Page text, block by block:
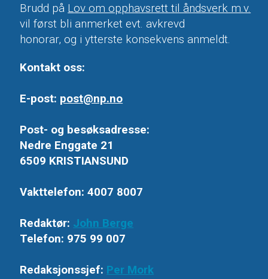
Brudd på Lov om opphavsrett til åndsverk m.v.
vil først bli anmerket evt. avkrevd
honorar, og i ytterste konsekvens anmeldt.
Kontakt oss:
E-post: post@np.no
Post- og besøksadresse:
Nedre Enggate 21
6509 KRISTIANSUND
Vakttelefon: 4007 8007
Redaktør: John Berge
Telefon: 975 99 007
Redaksjonssjef: Per Mork